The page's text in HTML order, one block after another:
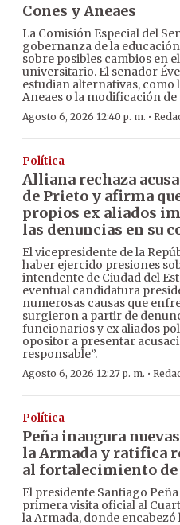
Cones y Aneaes
La Comisión Especial del
gobernanza de la
sobre posibles cambios en
universitario. El senador
estudian alternativas, como
Aneaes o la modificación
Agosto 6, 2026 12:40 p. m. ·
Política
Alliana rechaza
de Prieto y afirma
propios ex aliados
las denuncias en su
El vicepresidente de la
haber ejercido presiones
intendente de Ciudad del
eventual candidatura
numerosas causas que
surgieron a partir de
funcionarios y ex aliados
opositor a presentar
responsable”.
Agosto 6, 2026 12:27 p. m. ·
Política
Peña inaugura
la Armada y ratifica
al fortalecimiento de
El presidente Santiago
primera visita oficial al
la Armada, donde